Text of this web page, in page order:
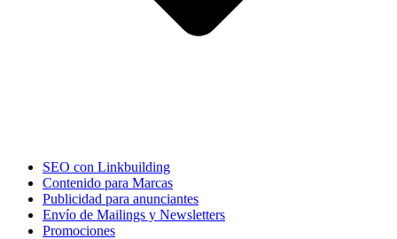
SEO con Linkbuilding
Contenido para Marcas
Publicidad para anunciantes
Envío de Mailings y Newsletters
Promociones